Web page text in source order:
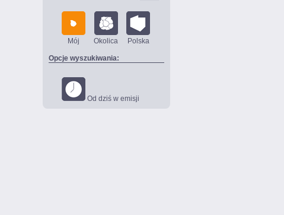
Mój Okolica Polska
Opcje wyszukiwania:
Od dziś w emisji